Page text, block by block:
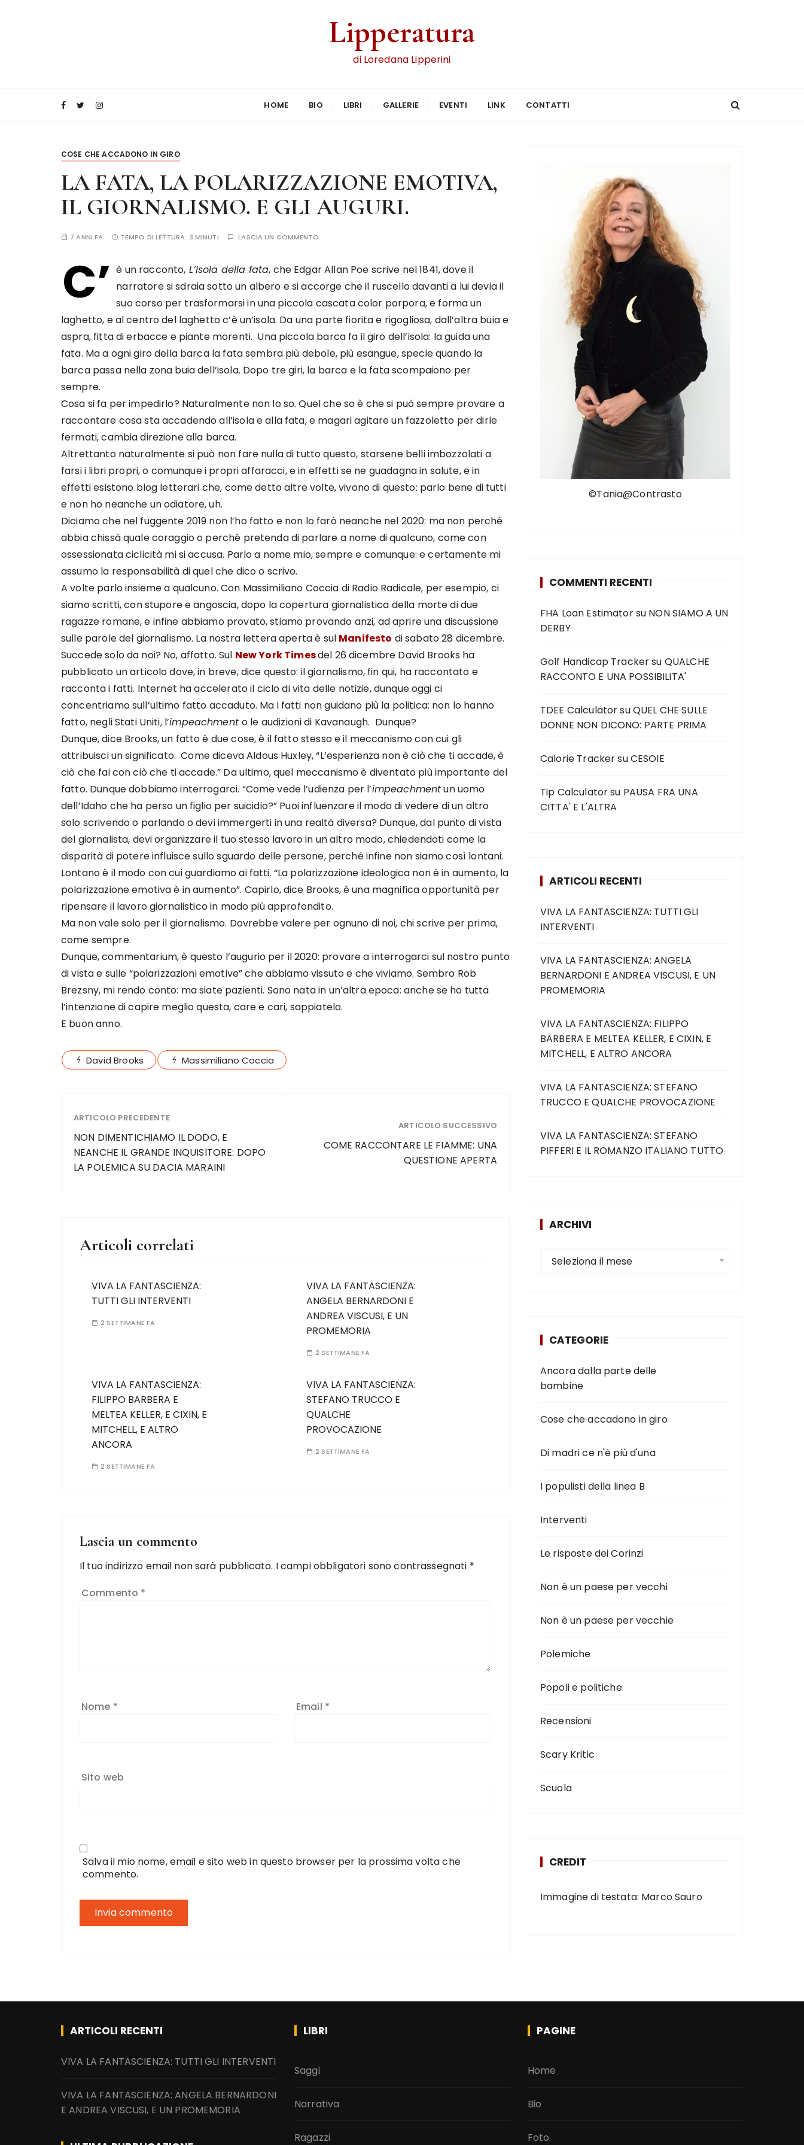
Lipperatura
di Loredana Lipperini
HOME BIO LIBRI GALLERIE EVENTI LINK CONTATTI
COSE CHE ACCADONO IN GIRO
LA FATA, LA POLARIZZAZIONE EMOTIVA,
IL GIORNALISMO. E GLI AUGURI.
7 ANNI FA TEMPO DI LETTURA: 3 MINUTI LASCIA UN COMMENTO
C’ è un racconto, L’Isola della fata, che Edgar Allan Poe scrive nel 1841, dove il
narratore si sdraia sotto un albero e si accorge che il ruscello davanti a lui devia il
suo corso per trasformarsi in una piccola cascata color porpora, e forma un
laghetto, e al centro del laghetto c’è un’isola. Da una parte fiorita e rigogliosa, dall’altra buia e
aspra, fitta di erbacce e piante morenti. Una piccola barca fa il giro dell’isola: la guida una
fata. Ma a ogni giro della barca la fata sembra più debole, più esangue, specie quando la
barca passa nella zona buia dell’isola. Dopo tre giri, la barca e la fata scompaiono per
sempre.
Cosa si fa per impedirlo? Naturalmente non lo so. Quel che so è che si può sempre provare a
raccontare cosa sta accadendo all’isola e alla fata, e magari agitare un fazzoletto per dirle
fermati, cambia direzione alla barca.
Altrettanto naturalmente si può non fare nulla di tutto questo, starsene belli imbozzolati a
farsi i libri propri, o comunque i propri affaracci, e in effetti se ne guadagna in salute, e in
effetti esistono blog letterari che, come detto altre volte, vivono di questo: parlo bene di tutti
e non ho neanche un odiatore, uh.
Diciamo che nel fuggente 2019 non l’ho fatto e non lo farò neanche nel 2020: ma non perché
abbia chissà quale coraggio o perché pretenda di parlare a nome di qualcuno, come con
ossessionata ciclicità mi si accusa. Parlo a nome mio, sempre e comunque: e certamente mi
assumo la responsabilità di quel che dico o scrivo.
A volte parlo insieme a qualcuno. Con Massimiliano Coccia di Radio Radicale, per esempio, ci
siamo scritti, con stupore e angoscia, dopo la copertura giornalistica della morte di due
ragazze romane, e infine abbiamo provato, stiamo provando anzi, ad aprire una discussione
sulle parole del giornalismo. La nostra lettera aperta è sul Manifesto di sabato 28 dicembre.
Succede solo da noi? No, affatto. Sul New York Timesdel 26 dicembre David Brooks ha
pubblicato un articolo dove, in breve, dice questo: il giornalismo, fin qui, ha raccontato e
racconta i fatti. Internet ha accelerato il ciclo di vita delle notizie, dunque oggi ci
concentriamo sull’ultimo fatto accaduto. Ma i fatti non guidano più la politica: non lo hanno
fatto, negli Stati Uniti, l’impeachmento le audizioni di Kavanaugh. Dunque?
Dunque, dice Brooks, un fatto è due cose, è il fatto stesso e il meccanismo con cui gli
attribuisci un significato. Come diceva Aldous Huxley, “L’esperienza non è ciò che ti accade, è
ciò che fai con ciò che ti accade.” Da ultimo, quel meccanismo è diventato più importante del
fatto. Dunque dobbiamo interrogarci. “Come vede l’udienza per l’impeachmentun uomo
dell’Idaho che ha perso un figlio per suicidio?” Puoi influenzare il modo di vedere di un altro
solo scrivendo o parlando o devi immergerti in una realtà diversa? Dunque, dal punto di vista
del giornalista, devi organizzare il tuo stesso lavoro in un altro modo, chiedendoti come la
disparità di potere influisce sullo sguardo delle persone, perché infine non siamo così lontani.
Lontano è il modo con cui guardiamo ai fatti. “La polarizzazione ideologica non è in aumento, la
polarizzazione emotiva è in aumento”. Capirlo, dice Brooks, è una magnifica opportunità per
ripensare il lavoro giornalistico in modo più approfondito.
Ma non vale solo per il giornalismo. Dovrebbe valere per ognuno di noi, chi scrive per prima,
come sempre.
Dunque, commentarium, è questo l’augurio per il 2020: provare a interrogarci sul nostro punto
di vista e sulle “polarizzazioni emotive” che abbiamo vissuto e che viviamo. Sembro Rob
Brezsny, mi rendo conto: ma siate pazienti. Sono nata in un’altra epoca: anche se ho tutta
l’intenzione di capire meglio questa, care e cari, sappiatelo.
E buon anno.
David Brooks Massimiliano Coccia
ARTICOLO PRECEDENTE
NON DIMENTICHIAMO IL DODO, E
NEANCHE IL GRANDE INQUISITORE: DOPO
LA POLEMICA SU DACIA MARAINI
ARTICOLO SUCCESSIVO
COME RACCONTARE LE FIAMME: UNA
QUESTIONE APERTA
Articoli correlati
VIVA LA FANTASCIENZA:
TUTTI GLI INTERVENTI
2 SETTIMANE FA
VIVA LA FANTASCIENZA:
ANGELA BERNARDONI E
ANDREA VISCUSI, E UN
PROMEMORIA
2 SETTIMANE FA
VIVA LA FANTASCIENZA:
FILIPPO BARBERA E
MELTEA KELLER, E CIXIN, E
MITCHELL, E ALTRO
ANCORA
2 SETTIMANE FA
VIVA LA FANTASCIENZA:
STEFANO TRUCCO E
QUALCHE
PROVOCAZIONE
2 SETTIMANE FA
Lascia un commento
Il tuo indirizzo email non sarà pubblicato. I campi obbligatori sono contrassegnati *
Commento *
Nome * Email *
Sito web
Salva il mio nome, email e sito web in questo browser per la prossima volta che
commento.
©Tania@Contrasto
COMMENTI RECENTI
FHA Loan Estimatorsu NON SIAMO A UN
DERBY
Golf Handicap Trackersu QUALCHE
RACCONTO E UNA POSSIBILITA'
TDEE CalculatorsuQUEL CHE SULLE
DONNE NON DICONO: PARTE PRIMA
Calorie TrackersuCESOIE
Tip Calculatorsu PAUSA FRA UNA
CITTA' E L'ALTRA
ARTICOLI RECENTI
VIVA LA FANTASCIENZA: TUTTI GLI
INTERVENTI
VIVA LA FANTASCIENZA: ANGELA
BERNARDONI E ANDREA VISCUSI, E UN
PROMEMORIA
VIVA LA FANTASCIENZA: FILIPPO
BARBERA E MELTEA KELLER, E CIXIN, E
MITCHELL, E ALTRO ANCORA
VIVA LA FANTASCIENZA: STEFANO
TRUCCO E QUALCHE PROVOCAZIONE
VIVA LA FANTASCIENZA: STEFANO
PIFFERI E IL ROMANZO ITALIANO TUTTO
ARCHIVI
Seleziona il mese
CATEGORIE
Ancora dalla parte delle
bambine
Cose che accadono in giro
Di madri ce n'è più d'una
I populisti della linea B
Interventi
Le risposte dei Corinzi
Non è un paese per vecchi
Non è un paese per vecchie
Polemiche
Popoli e politiche
Recensioni
Scary Kritic
Scuola
CREDIT
Immagine di testata: Marco Sauro
ARTICOLI RECENTI
VIVA LA FANTASCIENZA: TUTTI GLI INTERVENTI
VIVA LA FANTASCIENZA: ANGELA BERNARDONI
E ANDREA VISCUSI, E UN PROMEMORIA
LIBRI
Saggi
Narrativa
Ragazzi
PAGINE
Home
Bio
Foto